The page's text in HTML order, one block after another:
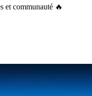
et communauté 🔥